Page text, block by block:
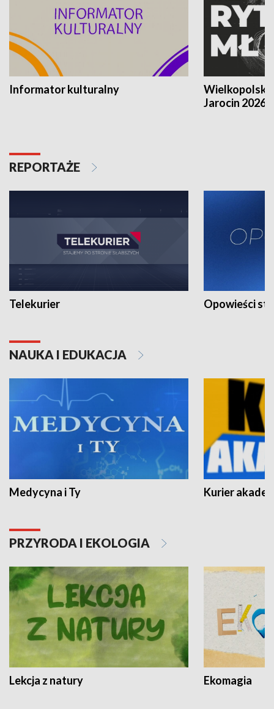
Informator kulturalny
Jarocin 2026
REPORTAŻE
Telekurier Opowieści
NAUKA I EDUKACJA
Medycyna i Ty Kurier
PRZYRODA I EKOLOGIA
Lekcja z natury Ekomagia